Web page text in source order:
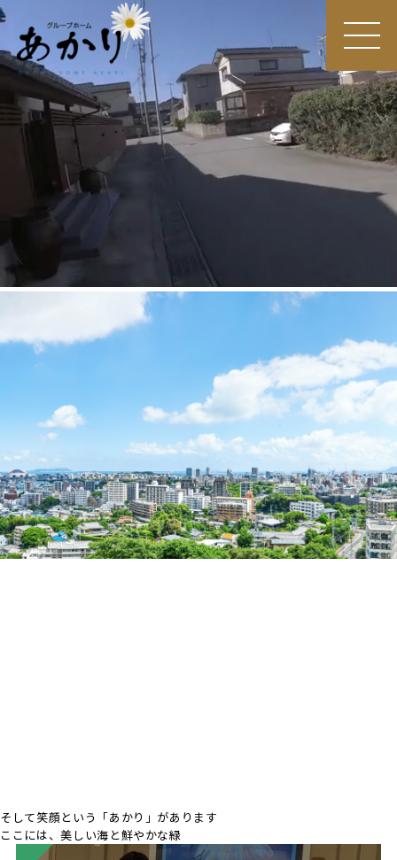
MEN
U
そして笑顔という 「あかり」があります
ここには、美しい海と鮮やかな緑